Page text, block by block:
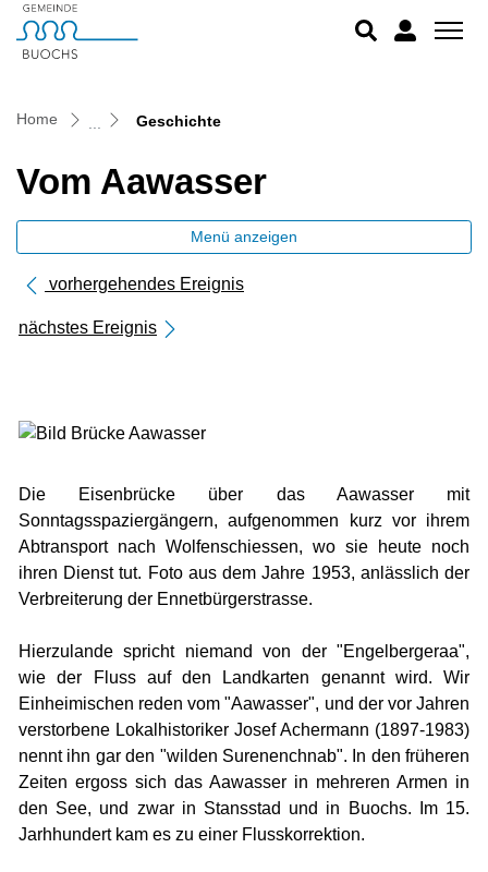
Home Geschichte(ausgewählt)
Vom Aawasser
Menü anzeigen
vorhergehendes Ereignis
nächstes Ereignis
Die Eisenbrücke über das Aawasser mit
Sonntagsspaziergängern, aufgenommen kurz vor ihrem
Abtransport nach Wolfenschiessen, wo sie heute noch
ihren Dienst tut. Foto aus dem Jahre 1953, anlässlich der
Verbreiterung der Ennetbürgerstrasse.
Hierzulande spricht niemand von der "Engelbergeraa",
wie der Fluss auf den Landkarten genannt wird. Wir
Einheimischen reden vom "Aawasser", und der vor Jahren
verstorbene Lokalhistoriker Josef Achermann (1897-1983)
nennt ihn gar den "wilden Surenenchnab". In den früheren
Zeiten ergoss sich das Aawasser in mehreren Armen in
den See, und zwar in Stansstad und in Buochs. Im 15.
Jarhhundert kam es zu einer Flusskorrektion.